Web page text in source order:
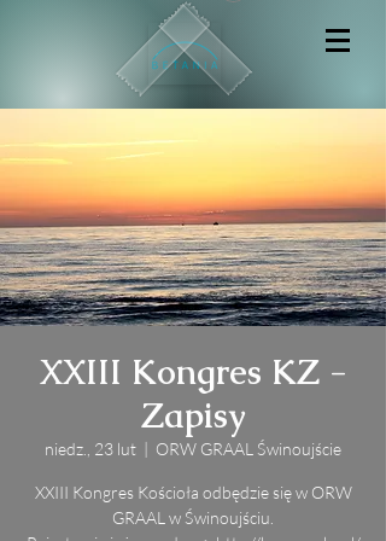
XXIII Kongres KZ -
Zapisy
niedz., 23 lut
  |
ORW GRAAL Świnoujście
XXIII Kongres Kościoła odbędzie się w ORW
GRAAL w Świnoujściu.